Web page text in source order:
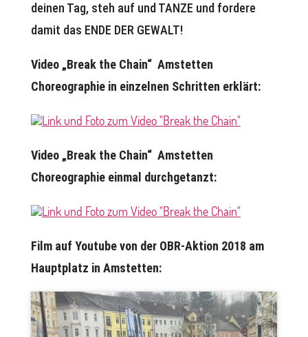
deinen Tag, steh auf und TANZE und fordere
damit das ENDE DER GEWALT!
Video „Break the Chain“ Amstetten
Choreographie in einzelnen Schritten erklärt:
Video „Break the Chain“ Amstetten
Choreographie einmal durchgetanzt:
Film auf Youtube von der OBR-Aktion 2018 am
Hauptplatz in Amstetten: